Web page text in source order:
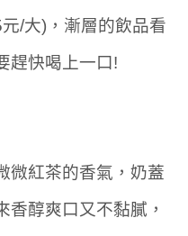
/大)，漸層的飲品看
趕快喝上一口!
微紅茶的香氣，奶蓋
香醇爽口又不黏膩，